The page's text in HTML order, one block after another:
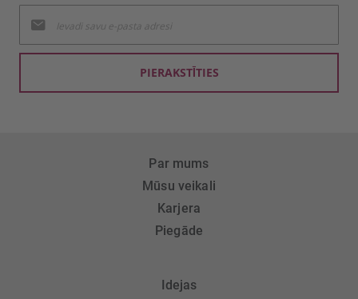
jaunumu
saņemšanai:
PIERAKSTĪTIES
Par mums
Mūsu veikali
Karjera
Piegāde
Idejas